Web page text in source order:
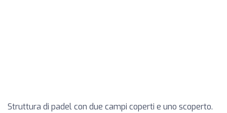
Struttura di padel con due campi coperti e uno scoperto.